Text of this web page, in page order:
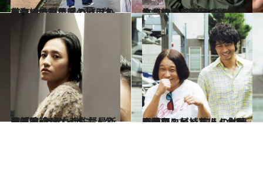
2020.2.28
出身地の群馬県の渋川から取ってみた 名バイプレイヤー渋川清彦という名前
カルチャー 2020.2.7
先輩後輩を問わず翻弄されてきた 高杉真宙を一番笑わせた男とは？
カルチャー
2020.1.10
藤原季節がゲイの主人公を熱演 今泉力哉監督最新作『his』
カルチャー 2019.10.21
斎藤工＆ピン芸人・永野の異色コンビ 二人の仲良し動画に気持ちほんわか♡
カルチャー